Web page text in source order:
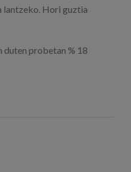
lantzeko. Hori guztia
duten probetan % 18